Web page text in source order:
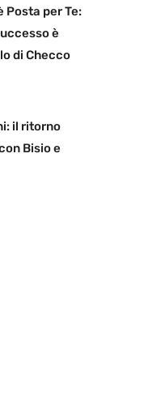
Posta per Te:
è
di Checco
il ritorno
Bisio e